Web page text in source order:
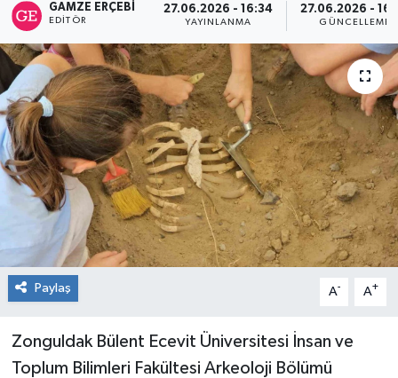
GAMZE ERÇEBI
EDITÖR
27.06.2026 - 16:34
YAYINLANMA
27.06.2026 -
GÜNCELLEME
Paylaş A- A+
Zonguldak Bülent Ecevit Üniversitesi İnsan ve
Toplum Bilimleri Fakültesi Arkeoloji Bölümü
SAĞLIK
GÜNCEL
RESMİ İLAN
Künye